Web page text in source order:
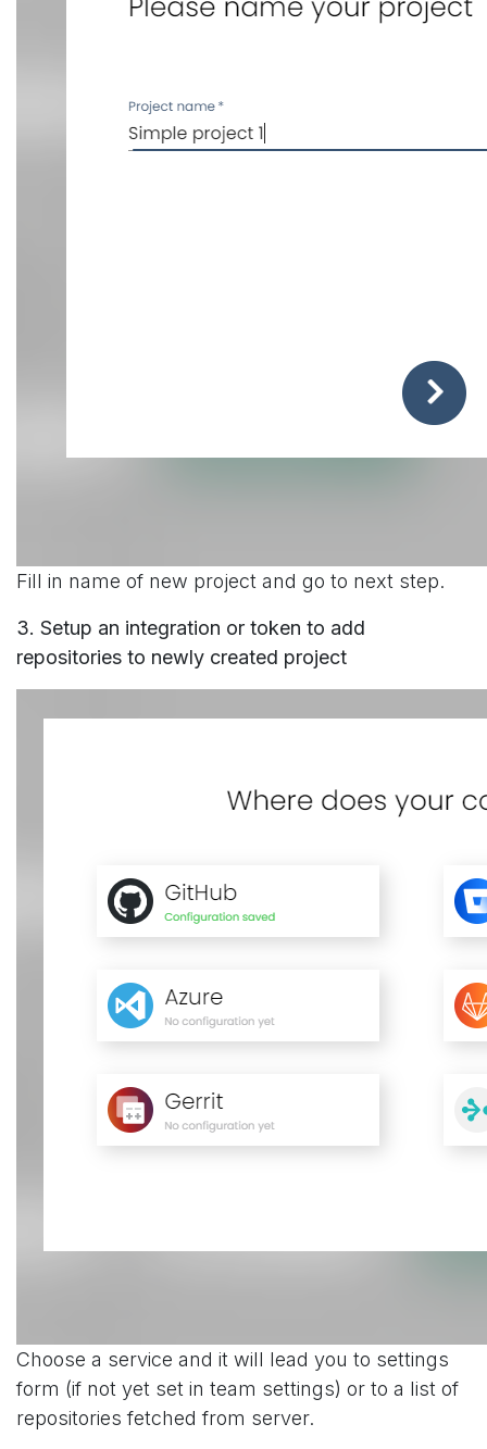
Fill in name of new project and go to next step.
3. Setup an integration or token to add
repositories to newly created project
Choose a service and it will lead you to settings
form (if not yet set in team settings) or to a list of
repositories fetched from server.